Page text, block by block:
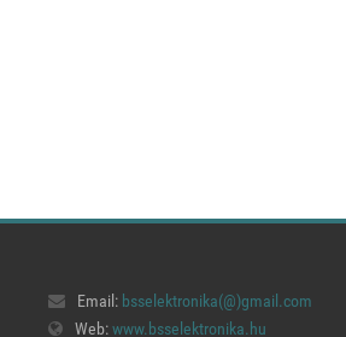
Email: bsselektronika(@)gmail.com
Web:www.bsselektronika.hu